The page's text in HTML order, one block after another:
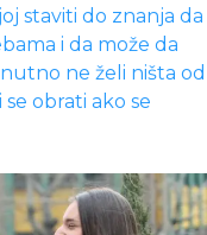
staviti do znanja da
i da može da
ne želi ništa od
obrati ako se